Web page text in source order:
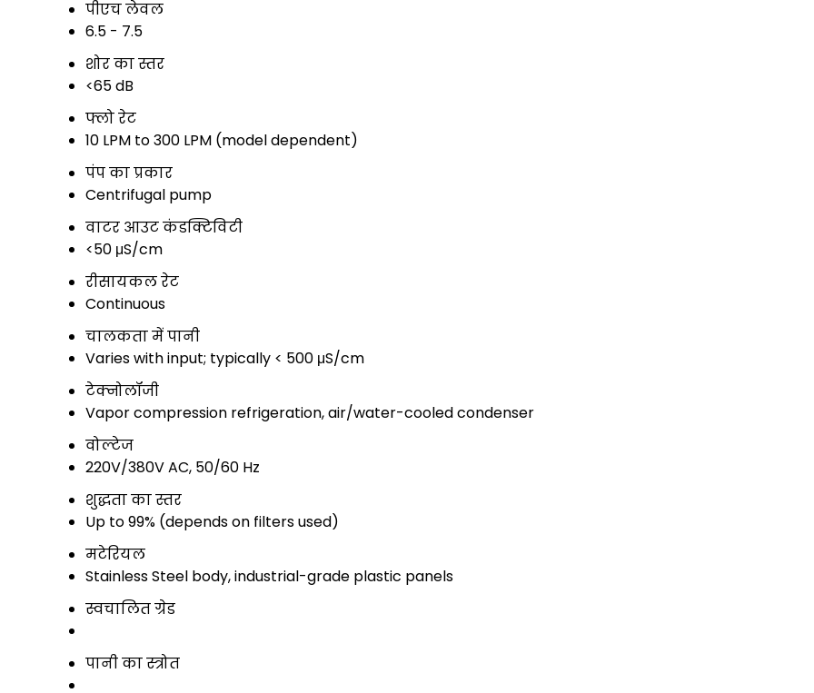
पीएच लेवल
6.5 - 7.5
शोर का स्तर
<65 dB
फ्लो रेट
10 LPM to 300 LPM (model dependent)
पंप का प्रकार
Centrifugal pump
वाटर आउट कंडक्टिविटी
<50 μS/cm
रीसायकल रेट
Continuous
चालकता में पानी
Varies with input; typically < 500 μS/cm
टेक्नोलॉजी
Vapor compression refrigeration, air/water-cooled condenser
वोल्टेज
220V/380V AC, 50/60 Hz
शुद्धता का स्तर
Up to 99% (depends on filters used)
मटेरियल
Stainless Steel body, industrial-grade plastic panels
स्वचालित ग्रेड
पानी का स्त्रोत